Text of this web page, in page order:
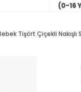
(0-16
Tişört Çiçekli Nakışlı